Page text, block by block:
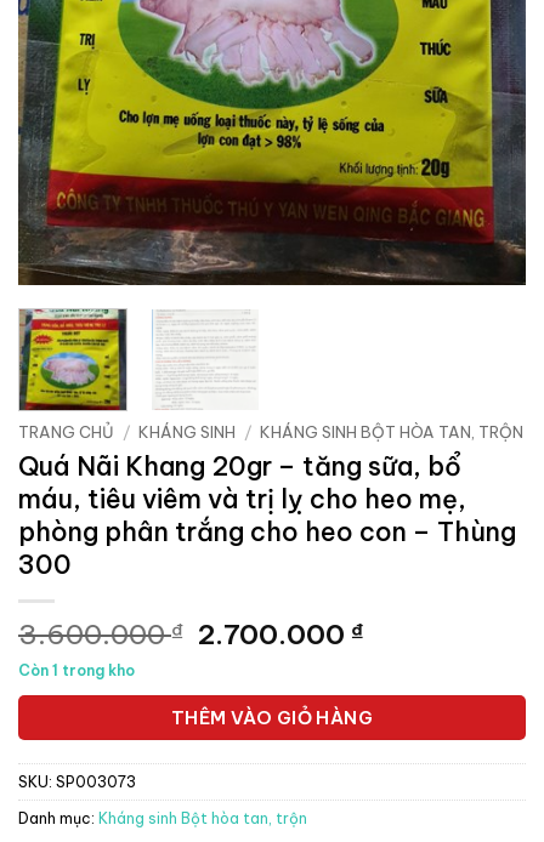
TRANG CHỦ / KHÁNG SINH / KHÁNG SINH BỘT HÒA TAN, TRỘN
Quá Nãi Khang 20gr – tăng sữa, bổ
máu, tiêu viêm và trị lỵ cho heo mẹ,
phòng phân trắng cho heo con – Thùng
300
3.600.000₫ Giá
là:
3.600.000 ₫.
2.700.000 ₫Giá
tại
là:
2.700.000 ₫.
Còn 1 trong kho
THÊM VÀO GIỎ HÀNG
SKU: SP003073
Danh mục: Kháng sinh Bột hòa tan, trộn